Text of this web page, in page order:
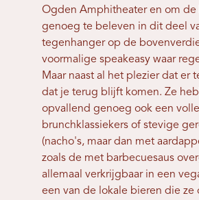
Ogden Amphitheater en om de
genoeg te beleven in dit deel
tegenhanger op de
voormalige speakeasy waar
Maar naast al het plezier dat er
dat je terug blijft komen. Ze
opvallend genoeg ook een
brunchklassiekers of stevige
(nacho's, maar dan met
zoals de met barbecuesaus
allemaal verkrijgbaar in een
een van de lokale bieren die ze